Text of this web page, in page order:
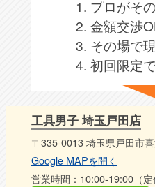
1. プロがそ
2. 金額交渉
3. その場で
4. 初回限定
工具男子 埼玉戸田店
〒335-0013 埼玉県戸田市
Google MAPを開く
営業時間：10:00-19:00（定